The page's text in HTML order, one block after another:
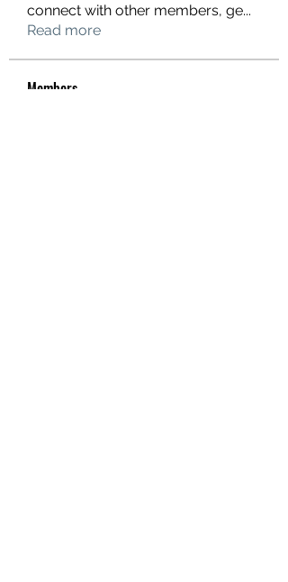
connect with other members, ge...
Read more
Members